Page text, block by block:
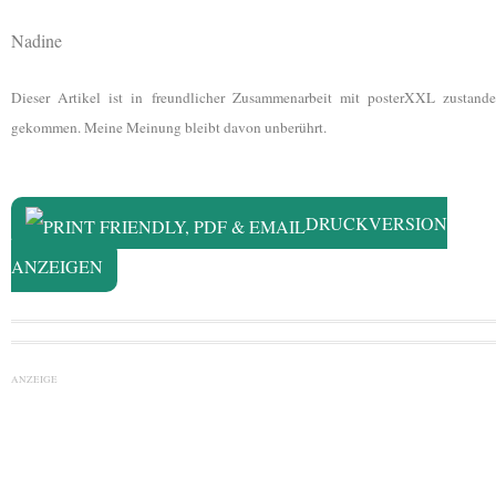
Nadine
Dieser Artikel ist in freundlicher Zusammenarbeit mit posterXXL zustande
gekommen. Meine Meinung bleibt davon unberührt.
DRUCKVERSION
ANZEIGEN
ANZEIGE